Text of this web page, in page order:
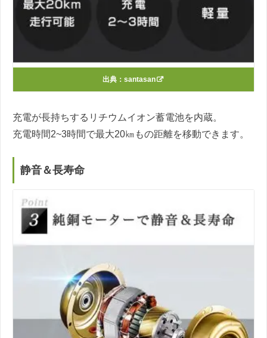
出典： santasan
充電が長持ちするリチウムイオン蓄電池を内蔵。
充電時間2~3時間で最大20㎞もの距離を移動できます。
静音＆長寿命